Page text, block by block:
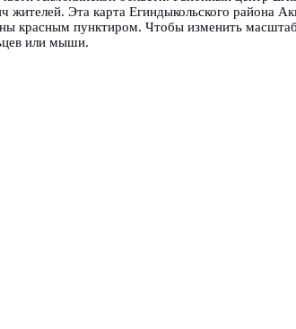
Эта карта Егиндыкольского района
красным пунктиром. Чтобы изменить
или мыши.